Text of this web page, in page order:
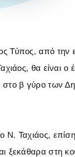
Τύπος, από την
θα είναι
στο β γύρο των
Ταχιάος,
ξεκάθαρα στη